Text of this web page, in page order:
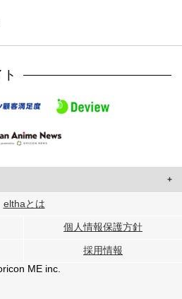
、ユーザーに合わせたコンテンツや広告の
各パートナーに提供しています。
ーが各パートナーに提供した他の情報や、
を使用したときに収集した他の情報を組み
elthaとは
個人情報保護方針
採用情報
ME inc.